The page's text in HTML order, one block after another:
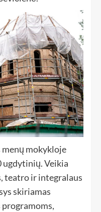
menų mokykloje
ugdytinių. Veikia
teatro ir integralaus
skiriamas